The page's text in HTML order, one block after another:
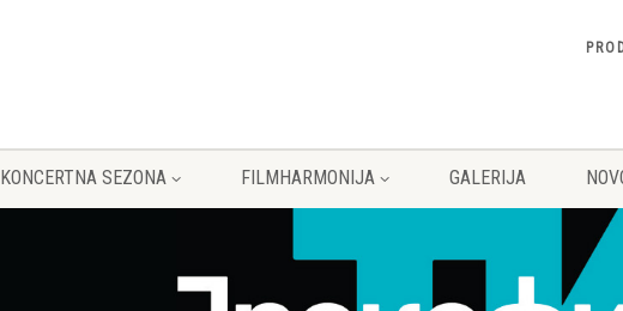
KONCERTNA SEZONA FILMHARMONIJA GALERIJA